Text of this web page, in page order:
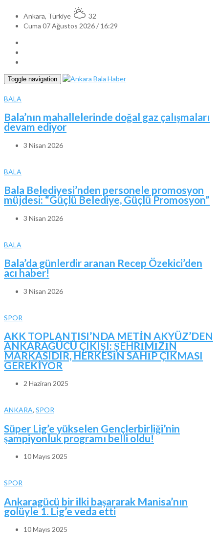
Ankara, Türkiye
32
Cuma 07 Ağustos 2026 / 16:29
Toggle navigation
BALA
Bala’nın mahallelerinde doğal gaz çalışmaları
devam ediyor
3 Nisan 2026
BALA
Bala Belediyesi’nden personele promosyon
müjdesi: “Güçlü Belediye, Güçlü Promosyon”
3 Nisan 2026
BALA
Bala’da günlerdir aranan Recep Özekici’den
acı haber!
3 Nisan 2026
SPOR
AKK TOPLANTISI’NDA METİN AKYÜZ’DEN
ANKARAGÜCÜ ÇIKIŞI: ŞEHRİMİZİN
MARKASIDIR, HERKESİN SAHİP ÇIKMASI
GEREKİYOR
2 Haziran 2025
ANKARA, SPOR
Süper Lig’e yükselen Gençlerbirliği’nin
şampiyonluk programı belli oldu!
10 Mayıs 2025
SPOR
Ankaragücü bir ilki başararak Manisa’nın
golüyle 1. Lig’e veda etti
10 Mayıs 2025